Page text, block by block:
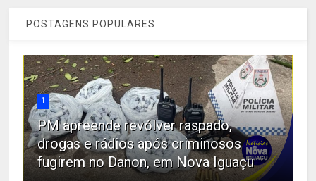
POSTAGENS POPULARES
1
PM apreende revólver raspado,
drogas e rádios após criminosos
fugirem no Danon, em Nova Iguaçu